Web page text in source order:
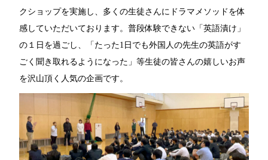
クショップを実施し、多くの生徒さんにドラマメソッドを体
感していただいております。普段体験できない「英語漬け」
の１日を過ごし、「たった1日でも外国人の先生の英語がす
ごく聞き取れるようになった」等生徒の皆さんの嬉しいお声
を沢山頂く人気の企画です。